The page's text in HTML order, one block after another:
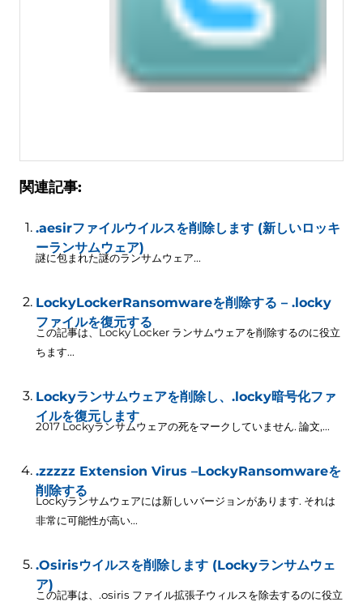
関連記事:
.aesirファイルウイルスを削除します (新しいロッキ
ーランサムウェア)
謎に包まれた謎のランサムウェア...
LockyLockerRansomwareを削除する – .locky
ファイルを復元する
この記事は、Locky Locker ランサムウェアを削除するのに役立
ちます...
Lockyランサムウェアを削除し、.locky暗号化ファ
イルを復元します
2017 Lockyランサムウェアの死をマークしていません. 論文,...
.zzzzz Extension Virus –LockyRansomwareを
削除する
Lockyランサムウェアには新しいバージョンがあります. それは
非常に可能性が高い...
.Osirisウイルスを削除します (Lockyランサムウェ
ア)
この記事は、.osiris ファイル拡張子ウィルスを除去するのに役立